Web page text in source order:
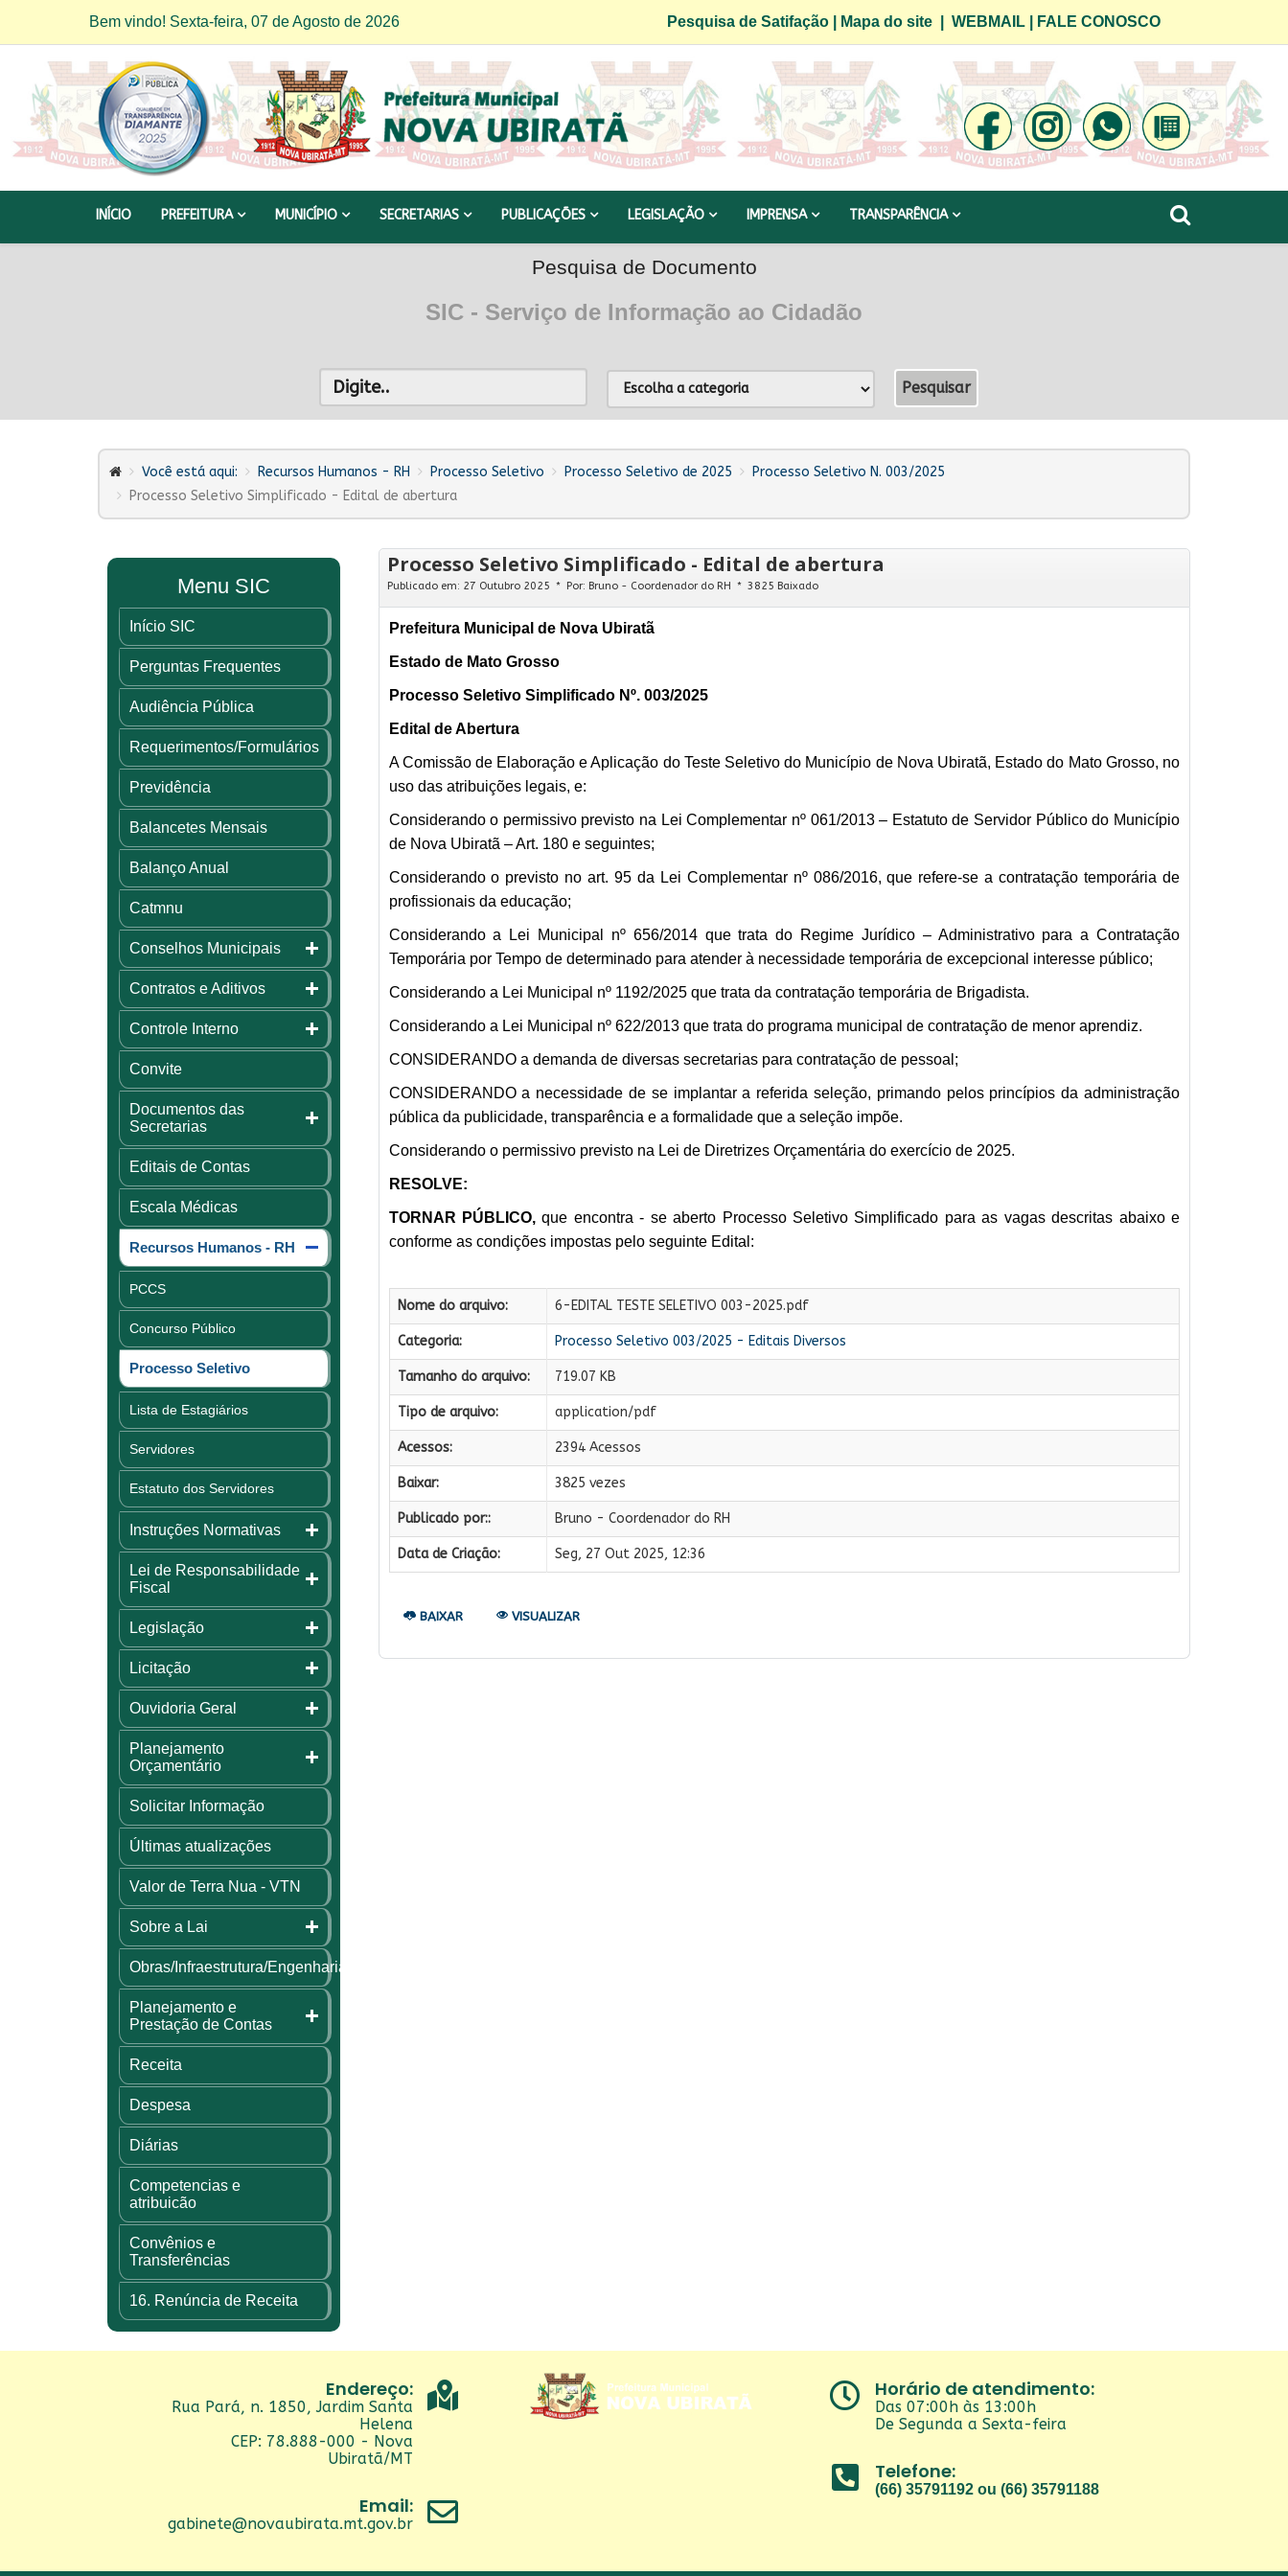
Bem vindo! Sexta-feira, 07 de Agosto de 2026 Pesquisa de Satifação| Mapa do site| WEBMAIL| FALE CONOSCO
INÍCIO PREFEITURA MUNICÍPIO SECRETARIAS PUBLICAÇÕES LEGISLAÇÃO IMPRENSA TRANSPARÊNCIA
Pesquisa de Documento
SIC - Serviço de Informação ao Cidadão
Você está aqui: Recursos Humanos - RH Processo Seletivo Processo Seletivo de 2025
Processo Seletivo N. 003/2025
Processo Seletivo Simplificado - Edital de abertura
Menu SIC
Início SIC
Perguntas Frequentes
Audiência Pública
Requerimentos/Formulários
Previdência
Balancetes Mensais
Balanço Anual
Catmnu
Conselhos Municipais
Contratos e Aditivos
Controle Interno
Convite
Documentos das
Secretarias
Editais de Contas
Escala Médicas
Recursos Humanos - RH
PCCS
Concurso Público
Processo Seletivo
Lista de Estagiários
Servidores
Estatuto dos Servidores
Instruções Normativas
Lei de Responsabilidade
Fiscal
Legislação
Licitação
Ouvidoria Geral
Planejamento
Orçamentário
Solicitar Informação
Últimas atualizações
Valor de Terra Nua - VTN
Sobre a Lai
Obras/Infraestrutura/Engenharia
Planejamento e
Prestação de Contas
Receita
Despesa
Diárias
Competencias e
atribuicão
Convênios e
Transferências
16. Renúncia de Receita
Processo Seletivo Simplificado - Edital de abertura
Publicado em: 27 Outubro 2025 Por: Bruno - Coordenador do RH 3825 Baixado
Prefeitura Municipal de Nova Ubiratã
Estado de Mato Grosso
Processo Seletivo Simplificado Nº. 003/2025
Edital de Abertura
A Comissão de Elaboração e Aplicação do Teste Seletivo do Município de Nova Ubiratã, Estado do Mato Grosso, no
uso das atribuições legais, e:
Considerando o permissivo previsto na Lei Complementar nº 061/2013 – Estatuto de Servidor Público do Município
de Nova Ubiratã – Art. 180 e seguintes;
Considerando o previsto no art. 95 da Lei Complementar nº 086/2016, que refere-se a contratação temporária de
profissionais da educação;
Considerando a Lei Municipal nº 656/2014 que trata do Regime Jurídico – Administrativo para a Contratação
Temporária por Tempo de determinado para atender à necessidade temporária de excepcional interesse público;
Considerando a Lei Municipal nº 1192/2025 que trata da contratação temporária de Brigadista.
Considerando a Lei Municipal nº 622/2013 que trata do programa municipal de contratação de menor aprendiz.
CONSIDERANDO a demanda de diversas secretarias para contratação de pessoal;
CONSIDERANDO a necessidade de se implantar a referida seleção, primando pelos princípios da administração
pública da publicidade, transparência e a formalidade que a seleção impõe.
Considerando o permissivo previsto na Lei de Diretrizes Orçamentária do exercício de 2025.
RESOLVE:
TORNAR PÚBLICO,que encontra - se aberto Processo Seletivo Simplificado para as vagas descritas abaixo e
conforme as condições impostas pelo seguinte Edital:
Nome do arquivo: 6-EDITAL TESTE SELETIVO 003-2025.pdf
Categoria: Processo Seletivo 003/2025 - Editais Diversos
Tamanho do arquivo: 719.07 KB
Tipo de arquivo: application/pdf
Acessos: 2394 Acessos
Baixar: 3825 vezes
Publicado por:: Bruno - Coordenador do RH
Data de Criação: Seg, 27 Out 2025, 12:36
BAIXAR VISUALIZAR
Endereço:
Rua Pará, n. 1850, Jardim Santa
Helena
CEP: 78.888-000 - Nova
Ubiratã/MT
Email:
gabinete@novaubirata.mt.gov.br
Horário de atendimento:
Das 07:00h às 13:00h
De Segunda a Sexta-feira
Telefone:
(66) 35791192 ou (66) 35791188